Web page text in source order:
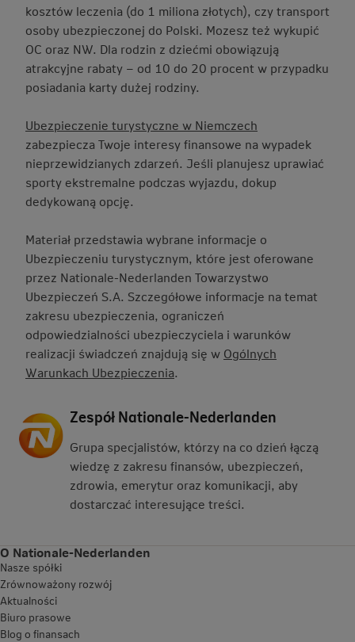
kosztów leczenia (do 1 miliona złotych), czy transport
osoby ubezpieczonej do Polski. Mozesz też wykupić
OC oraz NW. Dla rodzin z dziećmi obowiązują
atrakcyjne rabaty – od 10 do 20 procent w przypadku
posiadania karty dużej rodziny.
Ubezpieczenie turystyczne w Niemczech
zabezpiecza Twoje interesy finansowe na wypadek
nieprzewidzianych zdarzeń. Jeśli planujesz uprawiać
sporty ekstremalne podczas wyjazdu, dokup
dedykowaną opcję.
Materiał przedstawia wybrane informacje o
Ubezpieczeniu turystycznym, które jest oferowane
przez Nationale-Nederlanden Towarzystwo
Ubezpieczeń S.A. Szczegółowe informacje na temat
zakresu ubezpieczenia, ograniczeń
odpowiedzialności ubezpieczyciela i warunków
realizacji świadczeń znajdują się w Ogólnych
Warunkach Ubezpieczenia.
Zespół Nationale-Nederlanden
Grupa specjalistów, którzy na co dzień łączą
wiedzę z zakresu finansów, ubezpieczeń,
zdrowia, emerytur oraz komunikacji, aby
dostarczać interesujące treści.
O Nationale-Nederlanden
Nasze spółki
Zrównoważony rozwój
Aktualności
Biuro prasowe
Blog o finansach